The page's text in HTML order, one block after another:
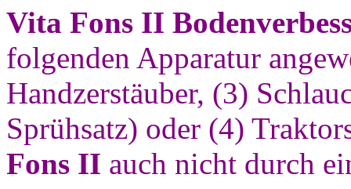
Vita Fons II
folgenden Apparatur
Handzerstäuber, (3)
Sprühsatz) oder (4)
Fons II auch nicht durch